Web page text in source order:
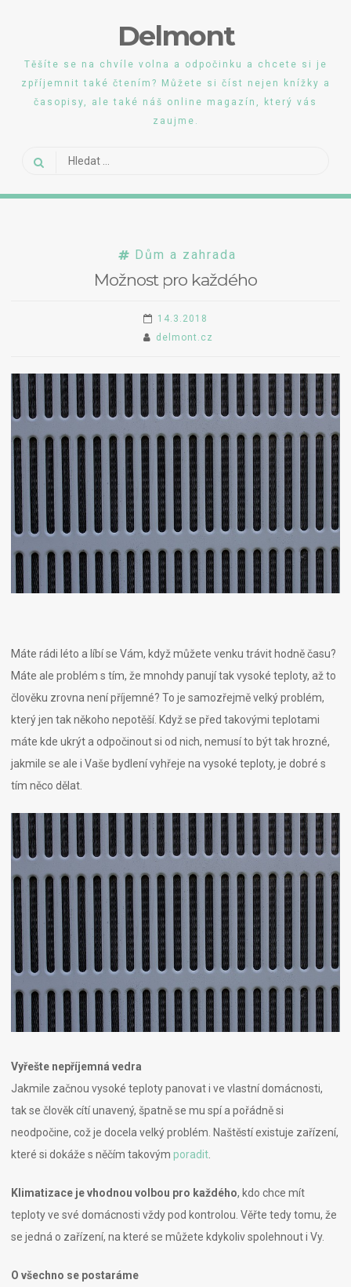
Delmont
Těšíte se na chvíle volna a odpočinku a chcete si je
zpříjemnit také čtením? Můžete si číst nejen knížky a
časopisy, ale také náš online magazín, který vás
zaujme.
Vyhledávání
Dům a zahrada
Možnost pro každého
14.3.2018
delmont.cz
Máte rádi léto a líbí se Vám, když můžete venku trávit hodně času?
Máte ale problém s tím, že mnohdy panují tak vysoké teploty, až to
člověku zrovna není příjemné? To je samozřejmě velký problém,
který jen tak někoho nepotěší. Když se před takovými teplotami
máte kde ukrýt a odpočinout si od nich, nemusí to být tak hrozné,
jakmile se ale i Vaše bydlení vyhřeje na vysoké teploty, je dobré s
tím něco dělat.
Vyřešte nepříjemná vedra
Jakmile začnou vysoké teploty panovat i ve vlastní domácnosti,
tak se člověk cítí unavený, špatně se mu spí a pořádně si
neodpočine, což je docela velký problém. Naštěstí existuje zařízení,
které si dokáže s něčím takovým poradit
Klimatizace je vhodnou volbou pro každého, kdo chce mít
teploty ve své domácnosti vždy pod kontrolou. Věřte tedy tomu, že
se jedná o zařízení, na které se můžete kdykoliv spolehnout i Vy.
O všechno se postaráme